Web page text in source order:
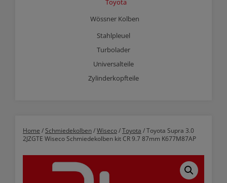
Toyota
Wössner Kolben
Stahlpleuel
Turbolader
Universalteile
Zylinderkopfteile
Home /Schmiedekolben/Wiseco/Toyota / Toyota Supra 3.0
2JZGTE Wiseco Schmiedekolben kit CR 9.7 87mm K677M87AP